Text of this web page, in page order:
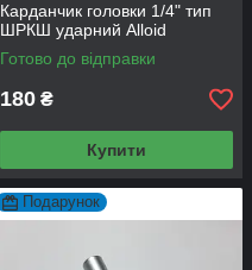
Карданчик головки 1/4" тип
ШРКШ ударний Alloid
Готово до відправки
180 ₴
Купити
Подарунок